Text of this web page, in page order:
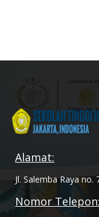
Alamat:
Jl. Salemba Raya
Nomor Telepon: